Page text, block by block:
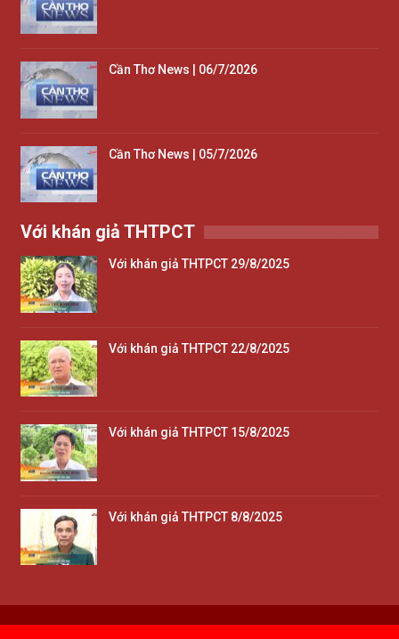
Cần Thơ News | 06/7/2026
Cần Thơ News | 05/7/2026
Với khán giả THTPCT
Với khán giả THTPCT 29/8/2025
Với khán giả THTPCT 22/8/2025
Với khán giả THTPCT 15/8/2025
Với khán giả THTPCT 8/8/2025